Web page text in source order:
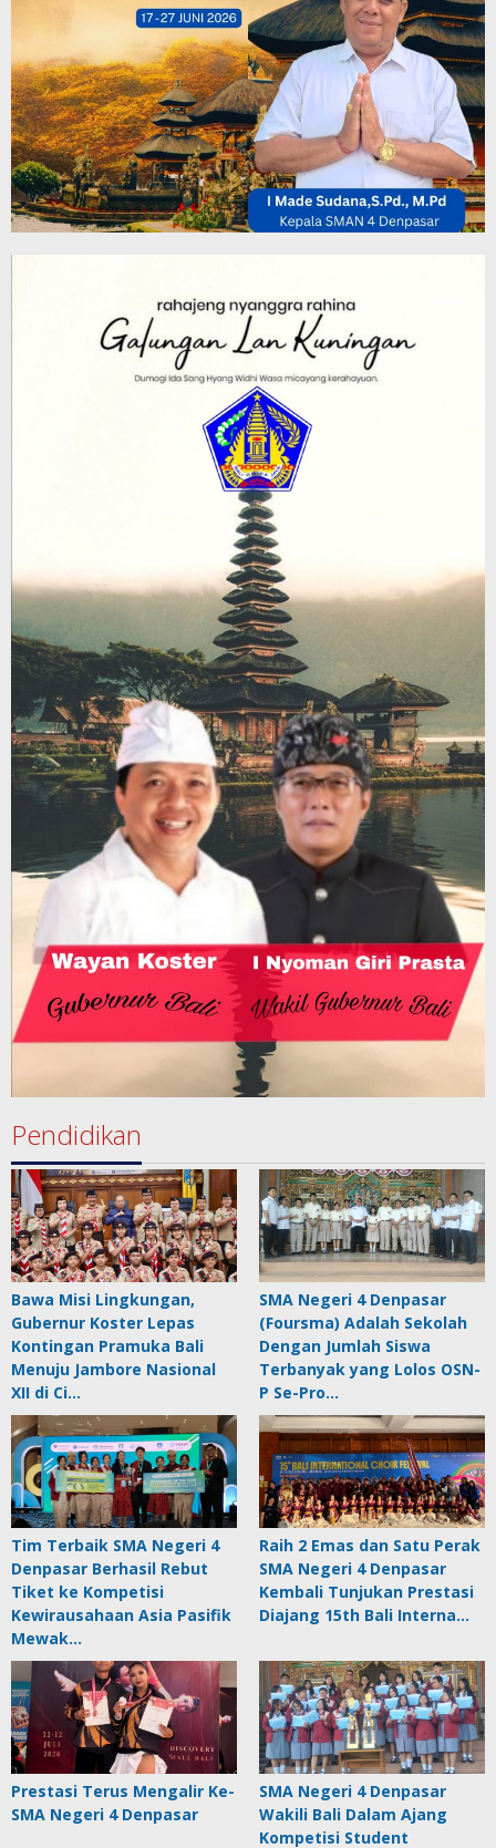
Pendidikan
Bawa Misi Lingkungan,
Gubernur Koster Lepas
Kontingan Pramuka Bali
Menuju Jambore Nasional
XII di Ci…
SMA Negeri 4 Denpasar
(Foursma) Adalah Sekolah
Dengan Jumlah Siswa
Terbanyak yang Lolos OSN-
P Se-Pro…
Tim Terbaik SMA Negeri 4
Denpasar Berhasil Rebut
Tiket ke Kompetisi
Kewirausahaan Asia Pasifik
Mewak…
Raih 2 Emas dan Satu Perak
SMA Negeri 4 Denpasar
Kembali Tunjukan Prestasi
Diajang 15th Bali Interna…
Prestasi Terus Mengalir Ke-
SMA Negeri 4 Denpasar
SMA Negeri 4 Denpasar
Wakili Bali Dalam Ajang
Kompetisi Student